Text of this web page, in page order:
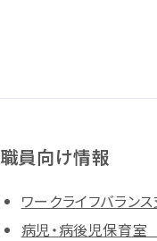
職員向け情報
ワークライフバラン
病児・病後児保育